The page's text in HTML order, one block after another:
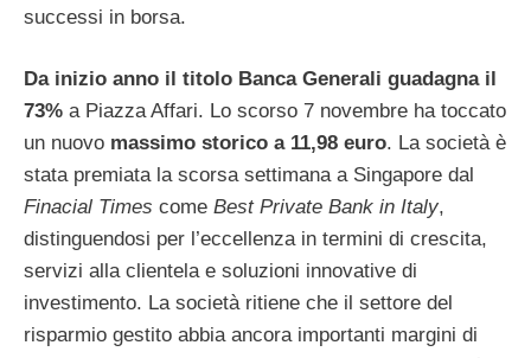
successi in borsa.
Da inizio anno il titolo Banca Generali guadagna il
73% a Piazza Affari. Lo scorso 7 novembre ha toccato
un nuovo massimo storico a 11,98 euro. La società è
stata premiata la scorsa settimana a Singapore dal
Finacial Times come Best Private Bank in Italy,
distinguendosi per l’eccellenza in termini di crescita,
servizi alla clientela e soluzioni innovative di
investimento. La società ritiene che il settore del
risparmio gestito abbia ancora importanti margini di